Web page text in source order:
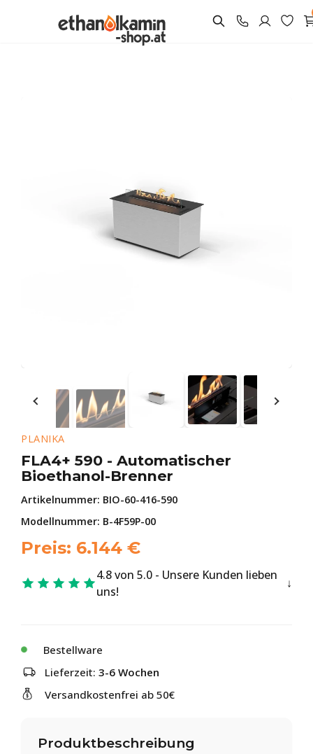
PLANIKA
FLA4+ 590 - Automatischer
Bioethanol-Brenner
Artikelnummer: BIO-60-416-590
Modellnummer: B-4F59P-00
Preis: 6.144 €
4.8 von 5.0 - Unsere Kunden lieben
uns!
Bestellware
Lieferzeit: 3-6 Wochen
Versandkostenfrei ab 50€
Produktbeschreibung